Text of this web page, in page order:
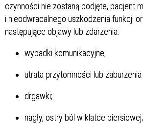
czynności nie zostaną podjęte, pacjent
i nieodwracalnego uszkodzenia funkcji
następujące objawy lub zdarzenia:
wypadki komunikacyjne;
utrata przytomności lub
drgawki;
nagły, ostry ból w klatce piersiowej;